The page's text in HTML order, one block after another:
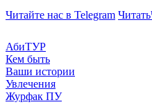
Читайте нас в Telegram Читать
АбиТУР
Кем быть
Ваши истории
Увлечения
Журфак ПУ